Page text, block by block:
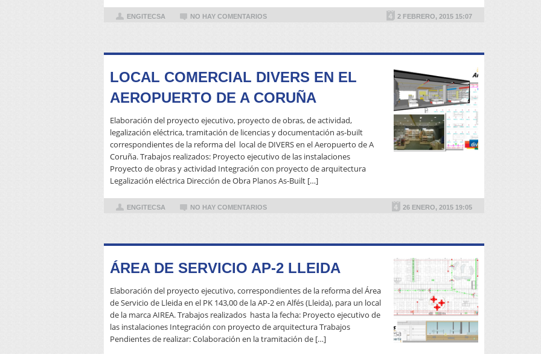
ENGITECSA NO HAY COMENTARIOS 2 FEBRERO, 2015 15:07
LOCAL COMERCIAL DIVERS EN EL
AEROPUERTO DE A CORUÑA
Elaboración del proyecto ejecutivo, proyecto de obras, de actividad,
legalización eléctrica, tramitación de licencias y documentación as-built
correspondientes de la reforma del local de DIVERS en el Aeropuerto de A
Coruña. Trabajos realizados: Proyecto ejecutivo de las instalaciones
Proyecto de obras y actividad Integración con proyecto de arquitectura
Legalización eléctrica Dirección de Obra Planos As-Built […]
ENGITECSA NO HAY COMENTARIOS 26 ENERO, 2015 19:05
ÁREA DE SERVICIO AP-2 LLEIDA
Elaboración del proyecto ejecutivo, correspondientes de la reforma del Área
de Servicio de Lleida en el PK 143,00 de la AP-2 en Alfés (Lleida), para un local
de la marca AIREA. Trabajos realizados hasta la fecha: Proyecto ejecutivo de
las instalaciones Integración con proyecto de arquitectura Trabajos
Pendientes de realizar: Colaboración en la tramitación de […]